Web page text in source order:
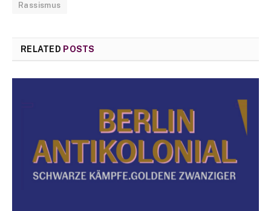
Rassismus
RELATED POSTS